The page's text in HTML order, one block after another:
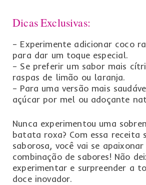
Dicas Exclusivas:
– Experimente adicionar coco
para dar um toque especial.
– Se preferir um sabor mais
raspas de limão ou laranja.
– Para uma versão mais
açúcar por mel ou adoçante
Nunca experimentou uma
batata roxa? Com essa receita
saborosa, você vai se
combinação de sabores! Não
experimentar e surpreender a
doce inovador.